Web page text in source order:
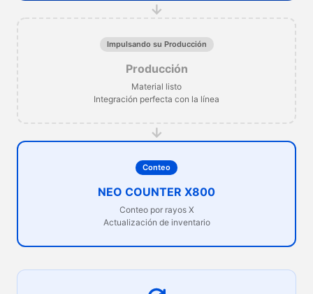
→
Impulsando su Producción
Producción
Material listo
Integración perfecta con la línea
→
Conteo
NEO COUNTER X800
Conteo por rayos X
Actualización de inventario